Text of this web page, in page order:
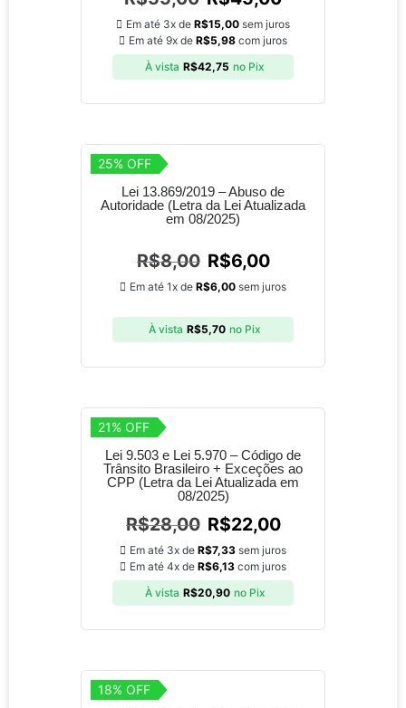
Em até 3x de R$15,00 sem juros
Em até 9x de R$5,98 com juros
À vista R$42,75 no Pix
25% OFF
Lei 13.869/2019 – Abuso de
Autoridade (Letra da Lei Atualizada
em 08/2025)
R$8,00 R$6,00
Em até 1x de R$6,00 sem juros
À vista R$5,70 no Pix
21% OFF
Lei 9.503 e Lei 5.970 – Código de
Trânsito Brasileiro + Exceções ao
CPP (Letra da Lei Atualizada em
08/2025)
R$28,00 R$22,00
Em até 3x de R$7,33 sem juros
Em até 4x de R$6,13 com juros
À vista R$20,90 no Pix
18% OFF